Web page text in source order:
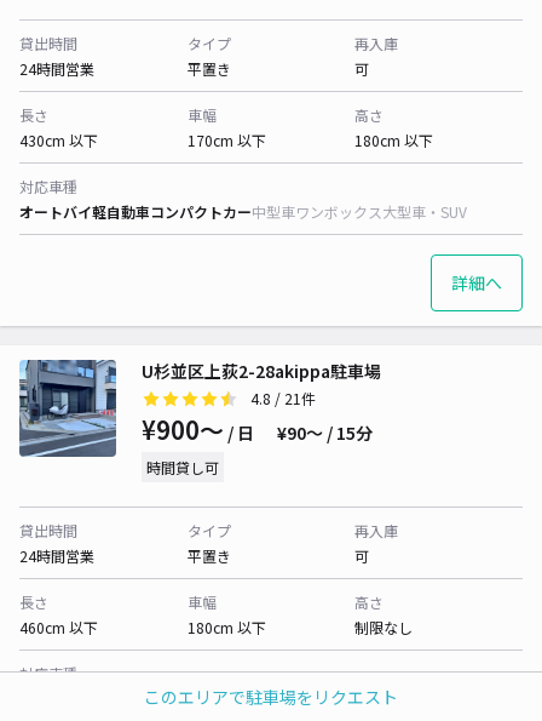
このエリアで駐車場をリクエスト
貸出時間
24時間営業
タイプ
平置き
再入庫
可
長さ
430cm 以下
車幅
170cm 以下
高さ
180cm 以下
対応車種
オートバイ軽自動車コンパクトカー中型車ワンボックス大型車・SUV
詳細へ
U杉並区上荻2-28akippa駐車場
4.8 / 21件
¥900〜 / 日 ¥90〜 / 15分
時間貸し可
貸出時間
24時間営業
タイプ
平置き
再入庫
可
長さ
460cm 以下
車幅
180cm 以下
高さ
制限なし
対応車種
軽自動車コンパクトカー中型車ワンボックス 大型車・SUV